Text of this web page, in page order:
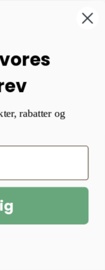
blomster, på
rabatter og